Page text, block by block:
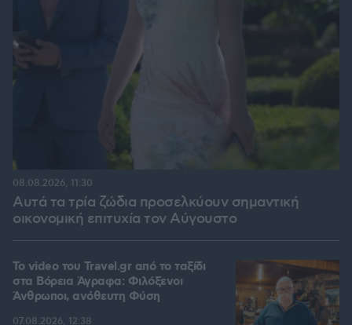
Αυτά τα τρία ζώδια προσελκύουν σημαντική
οικονομική επιτυχία τον Αύγουστο
08.08.2026, 11:30
To video του Travel.gr από το ταξίδι
στα Βόρεια Άγραφα: Φιλόξενοι
Άνθρωποι, ανόθευτη Φύση
07.08.2026, 12:38